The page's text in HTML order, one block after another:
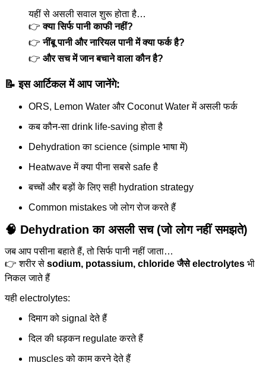
यहीं से असली सवाल शुरू होता है…
👉क्या सिर्फ पानी काफी नहीं?
👉नींबू पानी और नारियल पानी में क्या फर्क है?
👉 और सच में जान बचाने वाला कौन है?
📝 इस आर्टिकल में आप जानेंगे:
ORS, Lemon Water और Coconut Water में असली फर्क
कब कौन-सा drink life-saving होता है
Dehydration का science (simple भाषा में)
Heatwave में क्या पीना सबसे safe है
बच्चों और बड़ों के लिए सही hydration strategy
Common mistakes जो लोग रोज करते हैं
🧠 Dehydration का असली सच (जो लोग नहीं समझते)
जब आप पसीना बहाते हैं, तो सिर्फ पानी नहीं जाता…
👉 शरीर से sodium, potassium, chloride जैसे electrolytes भी
निकल जाते हैं
यही electrolytes:
दिमाग को signal देते हैं
दिल की धड़कन regulate करते हैं
muscles को काम करने देते हैं